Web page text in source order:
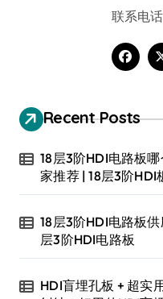
联系电
Recent Posts
18层3阶HDI电路板
家推荐 | 18层3阶HDI
18层3阶HDI电路板
层3阶HDI电路板
HDI盲埋孔板 + 超实